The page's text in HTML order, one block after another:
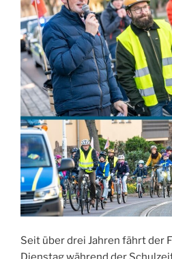
Seit über drei Jahren fährt der